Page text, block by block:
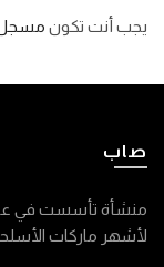
يجب أنت تكون مسجل
صاب
لأشهر ماركات الأسلحة نقوم